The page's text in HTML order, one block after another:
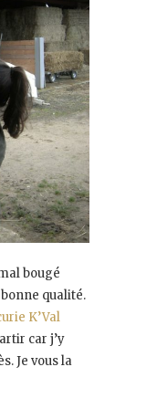
bougé
qualité.
K’Val
car j’y
Je vous la